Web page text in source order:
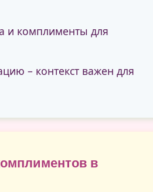
и комплименты для
– контекст важен для
в